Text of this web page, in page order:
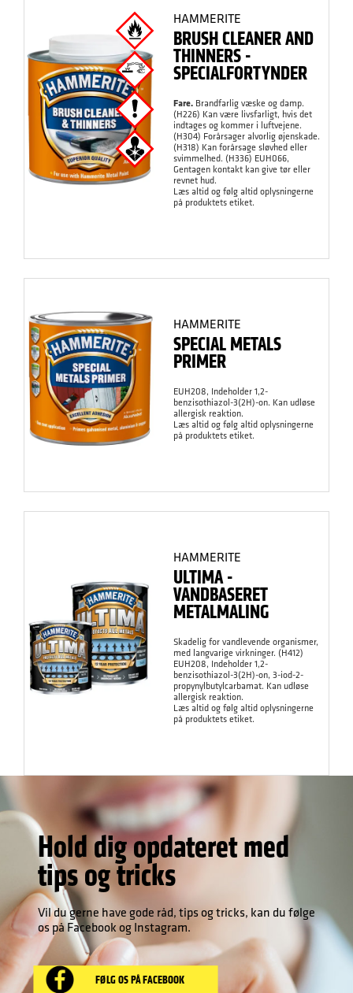
HAMMERITE
BRUSH CLEANER AND
THINNERS -
SPECIALFORTYNDER
Fare. Brandfarlig væske og damp.
(H226) Kan være livsfarligt, hvis det
indtages og kommer i luftvejene.
(H304) Forårsager alvorlig øjenskade.
(H318) Kan forårsage sløvhed eller
svimmelhed. (H336) EUH066,
Gentagen kontakt kan give tør eller
revnet hud.
Læs altid og følg altid oplysningerne
på produktets etiket.
HAMMERITE
SPECIAL METALS
PRIMER
EUH208, Indeholder 1,2-
benzisothiazol-3(2H)-on. Kan udløse
allergisk reaktion.
Læs altid og følg altid oplysningerne
på produktets etiket.
HAMMERITE
ULTIMA -
VANDBASERET
METALMALING
Skadelig for vandlevende organismer,
med langvarige virkninger. (H412)
EUH208, Indeholder 1,2-
benzisothiazol-3(2H)-on, 3-iod-2-
propynylbutylcarbamat. Kan udløse
allergisk reaktion.
Læs altid og følg altid oplysningerne
på produktets etiket.
Hold dig opdateret med
tips og tricks
Vil du gerne have gode råd, tips og tricks, kan du følge
os på Facebook og Instagram.
FØLG OS PÅ FACEBOOK